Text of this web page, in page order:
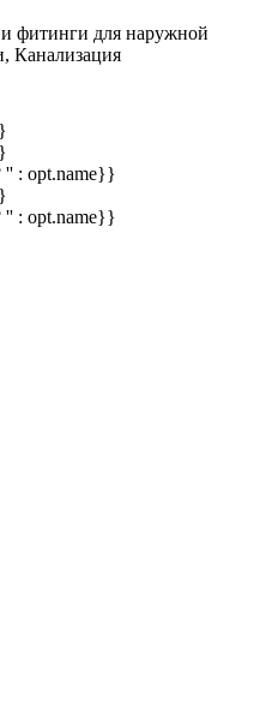
фитинги для наружной
Канализация
'' : opt.name}}
'' : opt.name}}